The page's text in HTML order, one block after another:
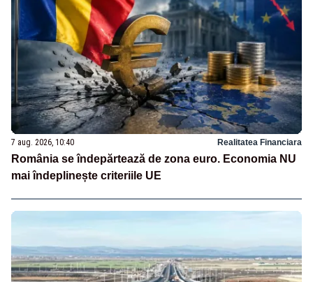
7 aug. 2026, 10:40 Realitatea Financiara
România se îndepărtează de zona euro. Economia NU
mai îndeplinește criteriile UE